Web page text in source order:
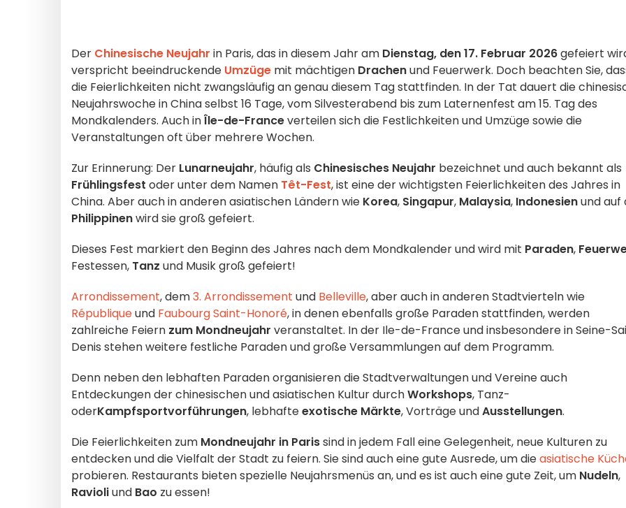
Der Chinesische Neujahr in Paris, das in diesem Jahr am Dienstag, den 17. Februar 2026gefeiert
verspricht beeindruckende Umzüge mit mächtigen Drachenund Feuerwerk. Doch beachten Sie,
die Feierlichkeiten nicht zwangsläufig an genau diesem Tag stattfinden. In der Tat dauert die
Neujahrswoche in China selbst 16 Tage, vom Silvesterabend bis zum Laternenfest am 15. Tag des
Mondkalenders. Auch inÎle-de-Franceverteilen sich die Festlichkeiten und Umzüge sowie die
Veranstaltungen oft über mehrere Wochen.
Zur Erinnerung: Der Lunarneujahr, häufig als Chinesisches Neujahr bezeichnet und auch bekannt als
Frühlingsfest oder unter dem Namen Têt-Fest, ist eine der wichtigsten Feierlichkeiten des Jahres in
China. Aber auch in anderen asiatischen Ländern wie Korea, Singapur, Malaysia, Indonesienund auf
Philippinenwird sie groß gefeiert.
Dieses Fest markiert den Beginn des Jahres nach dem Mondkalender und wird mit Paraden,
Festessen, Tanz und Musik groß gefeiert!
Arrondissement, dem3. Arrondissement und Belleville, aber auch in anderen Stadtvierteln wie
Républiqueund Faubourg Saint-Honoré, in denen ebenfalls große Paraden stattfinden, werden
zahlreiche Feiern zum Mondneujahr veranstaltet. In der Ile-de-France und insbesondere in Seine-
Denis stehen weitere festliche Paraden und große Versammlungen auf dem Programm.
Denn neben den lebhaften Paraden organisieren die Stadtverwaltungen und Vereine auch
Entdeckungen der chinesischen und asiatischen Kultur durchWorkshops, Tanz-
oderKampfsportvorführungen, lebhafteexotische Märkte, Vorträge undAusstellungen.
Die Feierlichkeiten zum Mondneujahr in Parissind in jedem Fall eine Gelegenheit, neue Kulturen zu
entdecken und die Vielfalt der Stadt zu feiern. Sie sind auch eine gute Ausrede, um dieasiatische
probieren. Restaurants bieten spezielle Neujahrsmenüs an, und es ist auch eine gute Zeit, um Nudeln,
Ravioliund Bao zu essen!